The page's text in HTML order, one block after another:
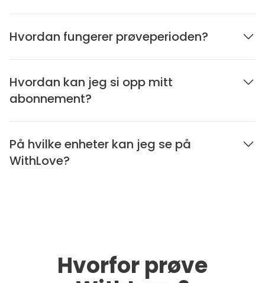
Hvordan fungerer prøveperioden?
Hvordan kan jeg si opp mitt
abonnement?
På hvilke enheter kan jeg se på
WithLove?
Hvorfor prøve